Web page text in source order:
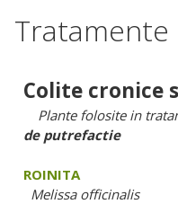
Colite cronice
Plante folosite in
de putrefactie
ROINITA
Melissa officinalis